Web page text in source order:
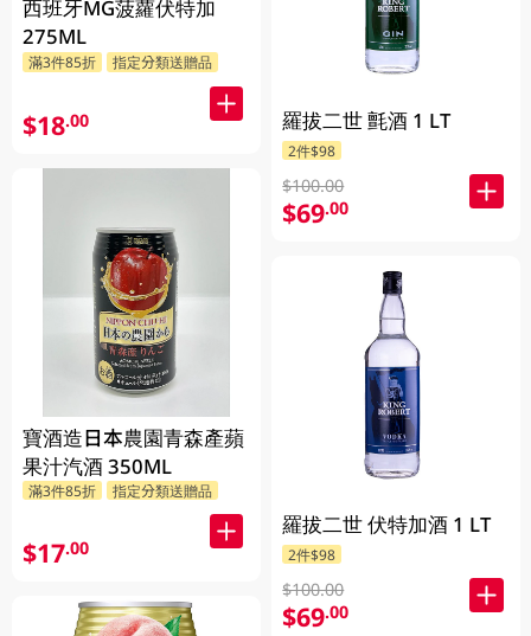
西班牙MG菠蘿伏特加
275ML
滿3件85折 指定分類送贈品
$18.00
寶酒造日本農園青森產蘋
果汁汽酒 350ML
滿3件85折 指定分類送贈品
$17.00
羅拔二世 氈酒 1 LT
2件$98
$100.00
$69.00
羅拔二世 伏特加酒 1 LT
2件$98
$100.00
$69.00